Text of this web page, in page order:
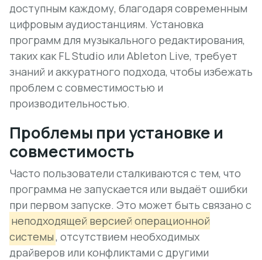
доступным каждому, благодаря современным
цифровым аудиостанциям. Установка
программ для музыкального редактирования,
таких как FL Studio или Ableton Live, требует
знаний и аккуратного подхода, чтобы избежать
проблем с совместимостью и
производительностью.
Проблемы при установке и
совместимость
Часто пользователи сталкиваются с тем, что
программа не запускается или выдаёт ошибки
при первом запуске. Это может быть связано с
неподходящей версией операционной
системы, отсутствием необходимых
драйверов или конфликтами с другими